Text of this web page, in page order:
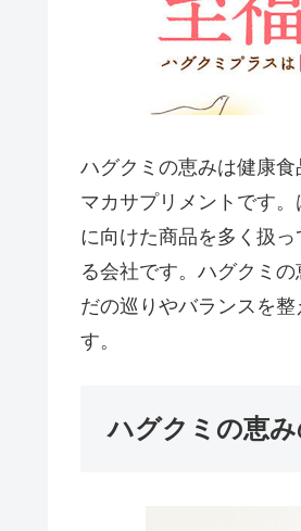
ハグクミの恵みは健康
マカサプリメントです
に向けた商品を多く扱
る会社です。ハグクミ
だの巡りやバランスを
す。
ハグクミの恵